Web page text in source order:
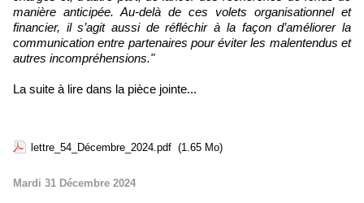
manière anticipée. Au-delà de ces volets organisationnel et
financier, il s’agit aussi de réfléchir à la façon d’améliorer la
communication entre partenaires pour éviter les malentendus et
autres incompréhensions."
La suite à lire dans la pièce jointe...
lettre_54_Décembre_2024.pdf (1.65 Mo)
Mardi 31 Décembre 2024